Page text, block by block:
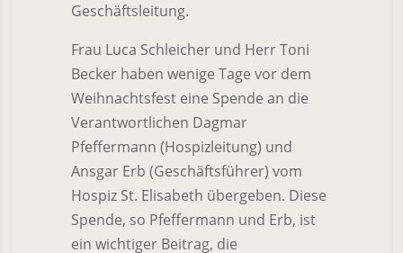
Geschäftsleitung.
Frau Luca Schleicher und Herr Toni
Becker haben wenige Tage vor dem
Weihnachtsfest eine Spende an die
Verantwortlichen Dagmar
Pfeffermann (Hospizleitung) und
Ansgar Erb (Geschäftsführer) vom
Hospiz St. Elisabeth übergeben. Diese
Spende, so Pfeffermann und Erb, ist
ein wichtiger Beitrag, die